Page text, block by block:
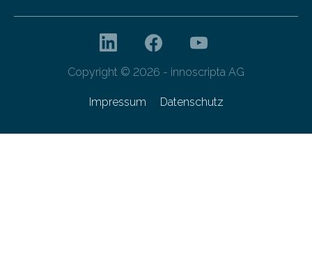
Copyright © 2026 - innoscripta AG
Impressum Datenschutz